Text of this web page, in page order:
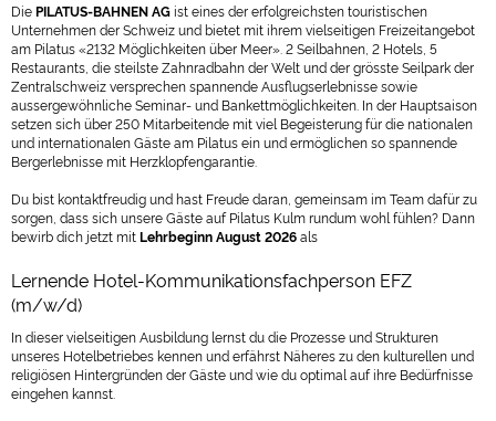
DiePILATUS-BAHNEN AGist eines der erfolgreichsten touristischen
Unternehmen der Schweiz und bietet mit ihrem vielseitigen Freizeitangebot
am Pilatus «2132 Möglichkeiten über Meer». 2 Seilbahnen, 2 Hotels, 5
Restaurants, die steilste Zahnradbahn der Welt und der grösste Seilpark der
Zentralschweiz versprechen spannende Ausflugserlebnisse sowie
aussergewöhnliche Seminar- und Bankettmöglichkeiten. In der Hauptsaison
setzen sich über 250 Mitarbeitende mit viel Begeisterung für die nationalen
und internationalen Gäste am Pilatus ein und ermöglichen so spannende
Bergerlebnisse mit Herzklopfengarantie.
Du bist kontaktfreudig und hast Freude daran, gemeinsam im Team dafür zu
sorgen, dass sich unsere Gäste auf Pilatus Kulm rundum wohl fühlen? Dann
bewirb dich jetzt mitLehrbeginn August 2026als
Lernende Hotel-Kommunikationsfachperson EFZ
(m/w/d)
In dieser vielseitigen Ausbildung lernst du die Prozesse und Strukturen
unseres Hotelbetriebes kennen und erfährst Näheres zu den kulturellen und
religiösen Hintergründen der Gäste und wie du optimal auf ihre Bedürfnisse
eingehen kannst.